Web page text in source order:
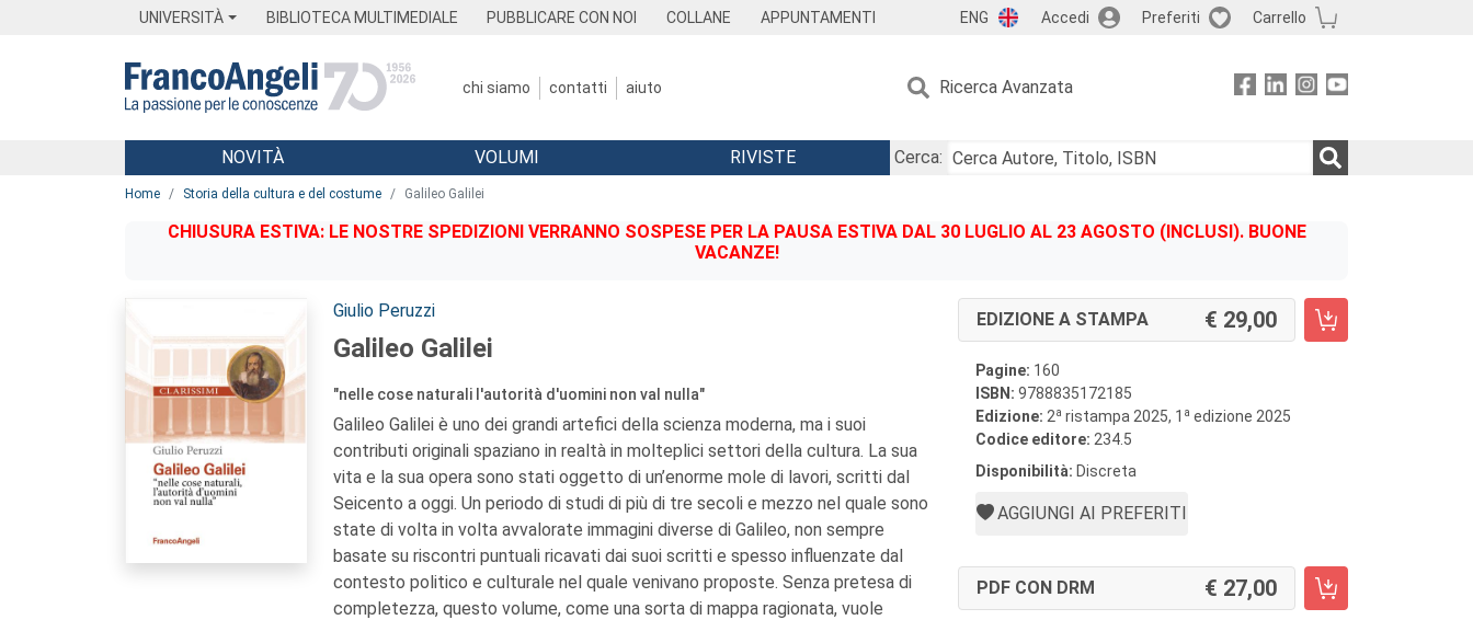
UNIVERSITÀ BIBLIOTECA MULTIMEDIALE PUBBLICARE CON NOI COLLANE APPUNTAMENTI ENG Accedi Preferiti Carrello
chi siamo contatti aiuto Ricerca Avanzata
Menu
NOVITÀ VOLUMI RIVISTE
Cerca:
Home Storia della cultura e del costume Galileo Galilei
CHIUSURA ESTIVA: LE NOSTRE SPEDIZIONI VERRANNO SOSPESE PER LA PAUSA ESTIVA DAL 30 LUGLIO AL 23 AGOSTO (INCLUSI). BUONE
VACANZE!
Autori:
Giulio Peruzzi
Galileo Galilei
"nelle cose naturali l'autorità d'uomini non val nulla"
Galileo Galilei è uno dei grandi artefici della scienza moderna, ma i suoi
contributi originali spaziano in realtà in molteplici settori della cultura. La sua
vita e la sua opera sono stati oggetto di un’enorme mole di lavori, scritti dal
Seicento a oggi. Un periodo di studi di più di tre secoli e mezzo nel quale sono
state di volta in volta avvalorate immagini diverse di Galileo, non sempre
basate su riscontri puntuali ricavati dai suoi scritti e spesso influenzate dal
contesto politico e culturale nel quale venivano proposte. Senza pretesa di
completezza, questo volume, come una sorta di mappa ragionata, vuole
EDIZIONE A STAMPA 29,00
Pagine: 160
ISBN: 9788835172185
Edizione: 2a ristampa 2025, 1 a edizione 2025
Codice editore: 234.5
Disponibilità: Discreta
AGGIUNGI AI PREFERITI
PDF CON DRM 27,00